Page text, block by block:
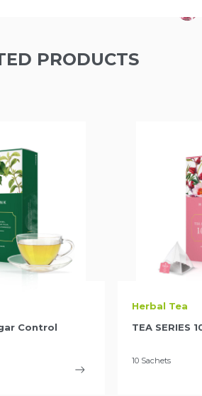
PRODUCTS
Control
Herbal Tea
TEA SERIES
10 Sachets